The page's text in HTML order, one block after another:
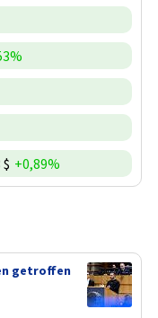
+0,89%
getroffen